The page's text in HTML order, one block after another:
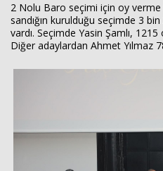
2 Nolu Baro seçimi için oy verme
sandığın kurulduğu seçimde 3
vardı. Seçimde Yasin Şamlı,
Diğer adaylardan Ahmet Yılmaz